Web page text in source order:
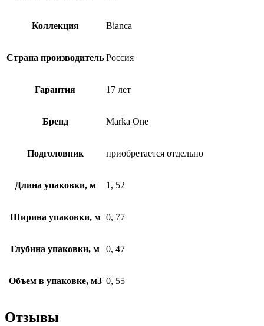
Коллекция Bianca
Страна производитель Россия
Гарантия 17 лет
Бренд Marka One
Подголовник приобретается отдельно
Длина упаковки, м 1, 52
Ширина упаковки, м 0, 77
Глубина упаковки, м 0, 47
Объем в упаковке, м3 0, 55
Отзывы